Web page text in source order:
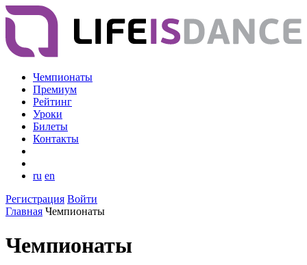
Чемпионаты
Премиум
Рейтинг
Уроки
Билеты
Контакты
ru en
Регистрация Войти
Главная Чемпионаты
Чемпионаты